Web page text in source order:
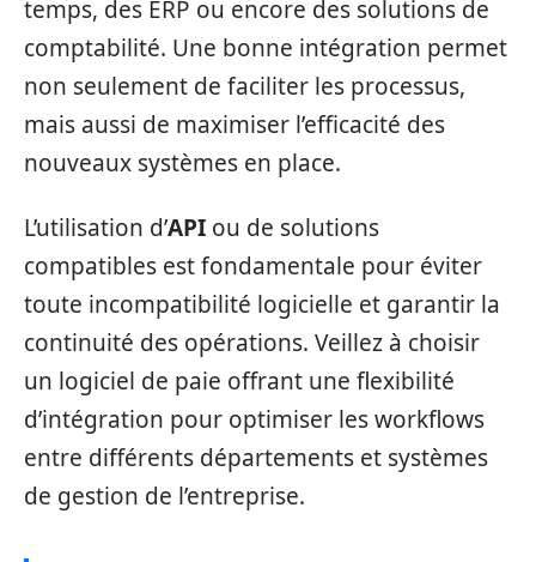
temps, des ERP ou encore des solutions de
comptabilité. Une bonne intégration permet
non seulement de faciliter les processus,
mais aussi de maximiser l’efficacité des
nouveaux systèmes en place.
L’utilisation d’API ou de solutions
compatibles est fondamentale pour éviter
toute incompatibilité logicielle et garantir la
continuité des opérations. Veillez à choisir
un logiciel de paie offrant une flexibilité
d’intégration pour optimiser les workflows
entre différents départements et systèmes
de gestion de l’entreprise.